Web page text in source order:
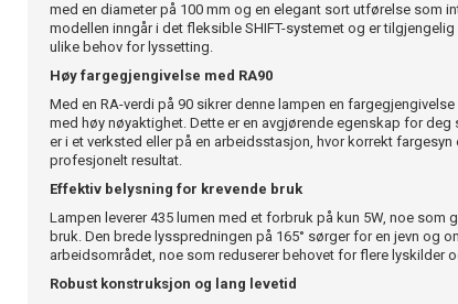
med en diameter på 100 mm og en elegant sort utførelse som
modellen inngår i det fleksible SHIFT-systemet og er
ulike behov for lyssetting.
Høy fargegjengivelse med RA90
Med en RA-verdi på 90 sikrer denne lampen en
med høy nøyaktighet. Dette er en avgjørende egenskap for
er i et verksted eller på en arbeidsstasjon, hvor korrekt
profesjonelt resultat.
Effektiv belysning for krevende bruk
Lampen leverer 435 lumen med et forbruk på kun 5W, noe
bruk. Den brede lysspredningen på 165° sørger for en jevn og
arbeidsområdet, noe som reduserer behovet for flere lyskilder
Robust konstruksjon og lang levetid